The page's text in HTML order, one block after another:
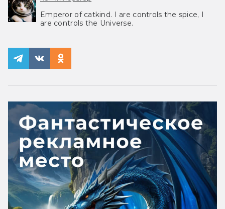
Emperor of catkind. I are controls the spice, I
are controls the Universe.